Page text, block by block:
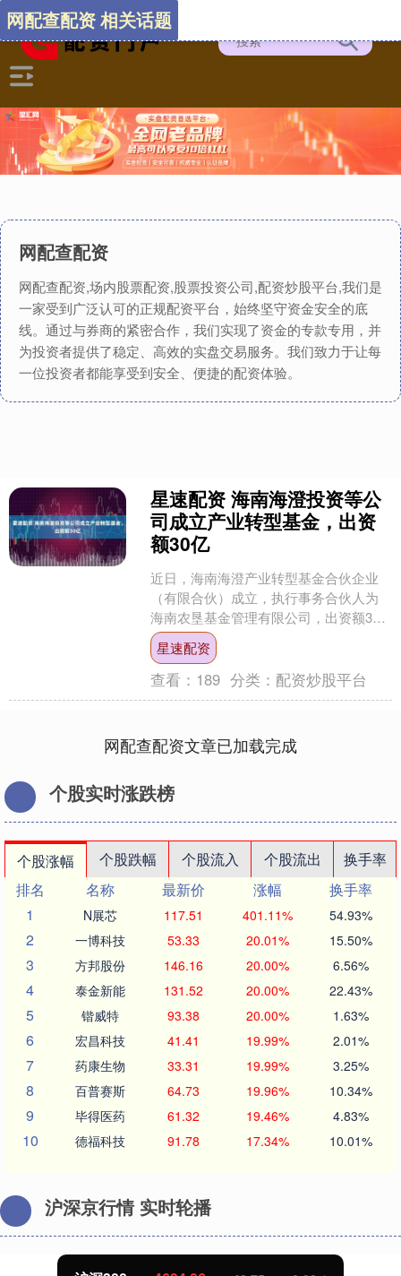
网配查配资
网配查配资,场内股票配资,股票投资公司,配资炒股平台,我们是
一家受到广泛认可的正规配资平台，始终坚守资金安全的底
线。通过与券商的紧密合作，我们实现了资金的专款专用，并
为投资者提供了稳定、高效的实盘交易服务。我们致力于让每
一位投资者都能享受到安全、便捷的配资体验。
网配查配资 相关话题
星速配资 海南海澄投资等公
司成立产业转型基金，出资
额30亿
近日，海南海澄产业转型基金合伙企业
（有限合伙）成立，执行事务合伙人为
海南农垦基金管理有限公司，出资额30
亿元人民币，经营范围为以私募基金从
事股权投资、投资管理、....
星速配资
查看： 189 分类： 配资炒股平台
网配查配资文章已加载完成
个股实时涨跌榜
个股涨幅 个股跌幅 个股流入 个股流出
换手率
排名
名称 最新价 涨幅
换手率
1
N展芯 117.51 401.11% 54.93%
2 一博科技 53.33 20.01% 15.50%
3 方邦股份 146.16 20.00% 6.56%
4 泰金新能 131.52 20.00% 22.43%
5 锴威特 93.38 20.00% 1.63%
6 宏昌科技 41.41 19.99% 2.01%
7 药康生物 33.31 19.99% 3.25%
8 百普赛斯 64.73 19.96% 10.34%
9 毕得医药 61.32 19.46% 4.83%
10 德福科技 91.78 17.34% 10.01%
沪深京行情 实时轮播